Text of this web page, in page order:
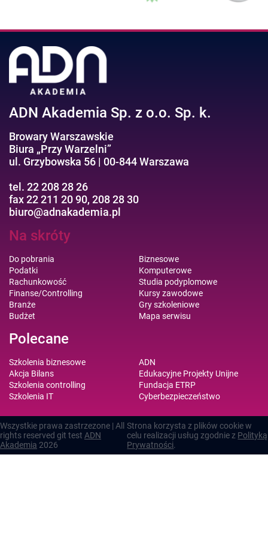
ADN Akademia Sp. z o.o. Sp. k.
Browary Warszawskie
Biura „Przy Warzelni”
ul. Grzybowska 56 | 00-844 Warszawa
tel. 22 208 28 26
fax 22 211 20 90, 208 28 30
biuro@adnakademia.pl
Na skróty
Do pobrania
Podatki
Rachunkowość
Finanse/Controlling
Branże
Budżet
Biznesowe
Komputerowe
Studia podyplomowe
Kursy zawodowe
Gry szkoleniowe
Mapa serwisu
Polecane
Szkolenia biznesowe
Akcja Bilans
Szkolenia controlling
Szkolenia IT
ADN
Edukacyjne Projekty Unijne
Fundacja ETRP
Cyberbezpieczeństwo
Wszystkie prawa zastrzezone | All
rights reserved git test ADN
Akademia 2026
Strona korzysta z plików cookie w
celu realizacji usług zgodnie z Polityką
Prywatności.